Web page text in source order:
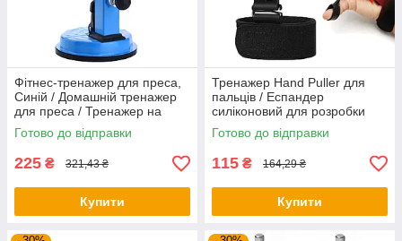
Фітнес-тренажер для преса,
Синій / Домашній тренажер
для преса / Тренажер на
присосках
Готово до відправки
225 ₴ 321,43 ₴
Купити
Тренажер Hand Puller для
пальців / Еспандер
силіконовий для розробки
пальців руки
Готово до відправки
115 ₴ 164,29 ₴
Купити